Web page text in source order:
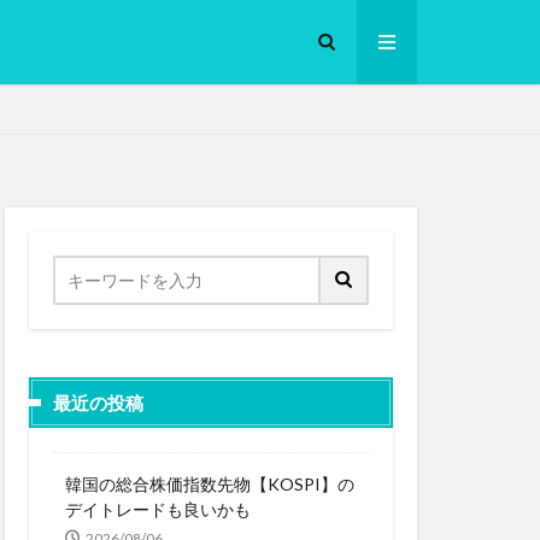
最近の投稿
韓国の総合株価指数先物【KOSPI】の
デイトレードも良いかも